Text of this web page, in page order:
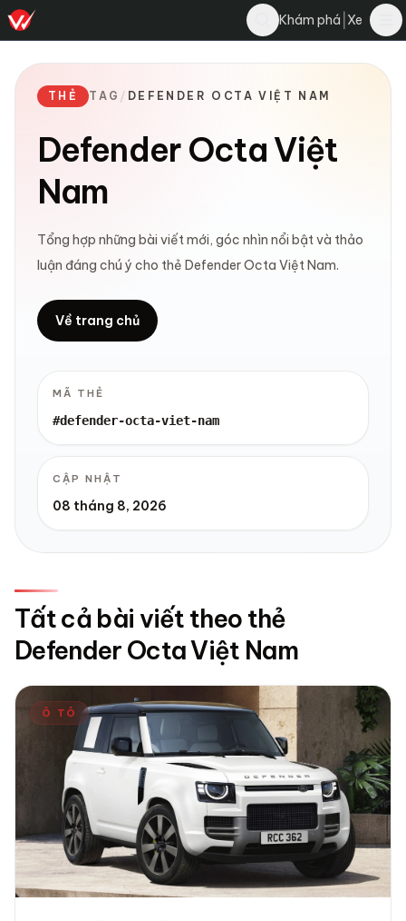
Khám phá Xe
THẺ TAG / DEFENDER OCTA VIỆT NAM
Defender Octa Việt
Nam
Tổng hợp những bài viết mới, góc nhìn nổi bật và thảo
luận đáng chú ý cho thẻ Defender Octa Việt Nam.
Về trang chủ
MÃ THẺ
#defender-octa-viet-nam
CẬP NHẬT
08 tháng 8, 2026
Tất cả bài viết theo thẻ
Defender Octa Việt Nam
Ô TÔ